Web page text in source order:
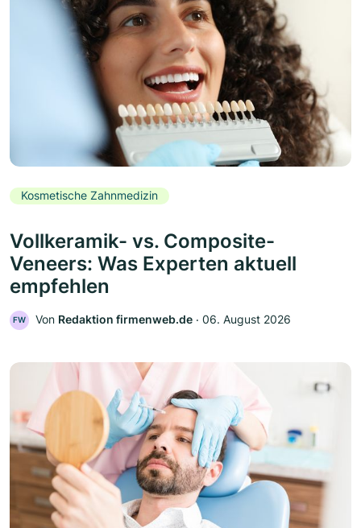
Kosmetische Zahnmedizin
Vollkeramik- vs. Composite-
Veneers: Was Experten aktuell
empfehlen
FW Von Redaktion firmenweb.de ‧ 06. August 2026